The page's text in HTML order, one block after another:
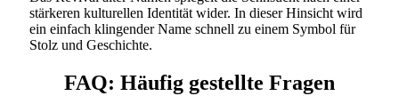
stärkeren kulturellen Identität wider. In dieser Hinsicht wird
ein einfach klingender Name schnell zu einem Symbol für
Stolz und Geschichte.
FAQ: Häufig gestellte Fragen